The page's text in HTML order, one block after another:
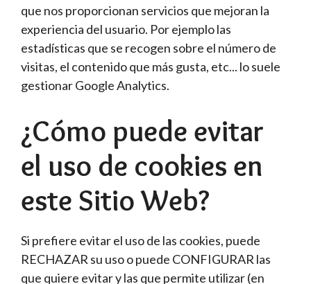
que nos proporcionan servicios que mejoran la
experiencia del usuario. Por ejemplo las
estadísticas que se recogen sobre el número de
visitas, el contenido que más gusta, etc... lo suele
gestionar Google Analytics.
¿Cómo puede evitar
el uso de cookies en
este Sitio Web?
Si prefiere evitar el uso de las cookies, puede
RECHAZAR su uso o puede CONFIGURAR las
que quiere evitar y las que permite utilizar (en